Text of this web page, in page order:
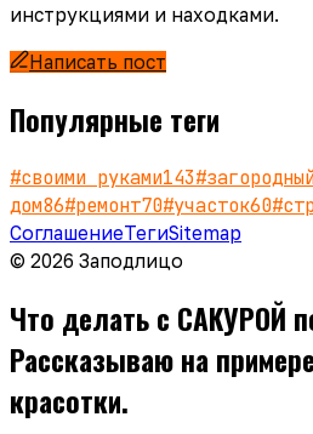
инструкциями и находками.
Написать пост
Популярные теги
#своими руками143#
дом86#ремонт70#участок60#
СоглашениеТегиSitemap
© 2026 Заподлицо
Что делать с САКУРОЙ
Рассказываю на
красотки.